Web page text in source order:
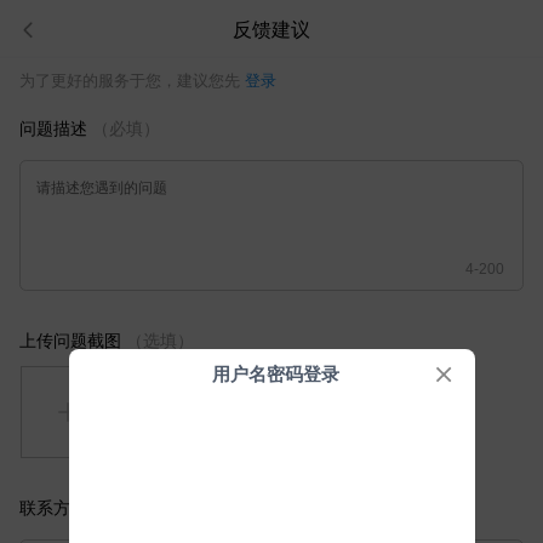
反馈建议
为了更好的服务于您，建议您先 登录
问题描述 （必填）
请描述您遇到的问题
4-200
上传问题截图 （选填）
联系方式
用户名密码登录